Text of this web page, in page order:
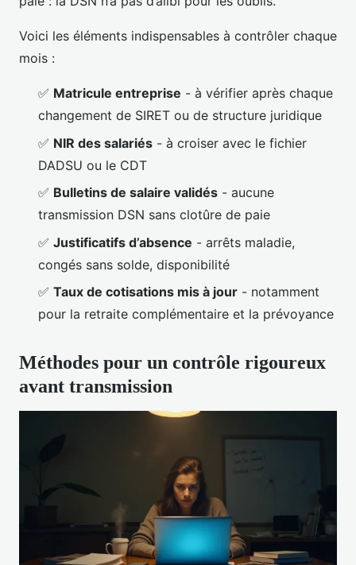
Voici les éléments indispensables à contrôler chaque
mois :
✅ Matricule entreprise - à vérifier après chaque
changement de SIRET ou de structure juridique
✅ NIR des salariés - à croiser avec le fichier
DADSU ou le CDT
✅ Bulletins de salaire validés - aucune
transmission DSN sans clotûre de paie
✅ Justificatifs d’absence - arrêts maladie,
congés sans solde, disponibilité
✅ Taux de cotisations mis à jour - notamment
pour la retraite complémentaire et la prévoyance
Méthodes pour un contrôle rigoureux
avant transmission